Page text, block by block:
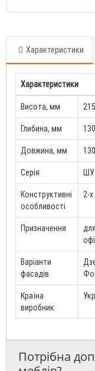
Характеристики
Характеристики
Висота, мм
Глибина, мм
Довжина, мм
Серія ШУ
Конструктивні
особливості
2-
Призначення
Варіанти
фасадів
Країна
виробник
Потрібна